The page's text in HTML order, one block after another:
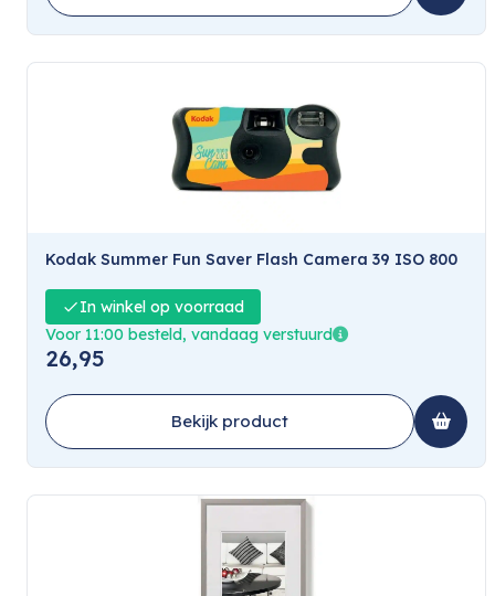
Kodak Summer Fun Saver Flash Camera 39 ISO 800
In winkel op voorraad
Voor 11:00 besteld, vandaag verstuurd
26,95
Bekijk product